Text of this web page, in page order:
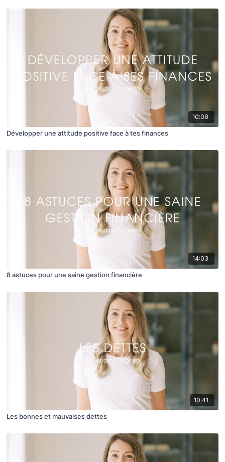
10:08
Développer une attitude positive face à tes finances
14:03
8 astuces pour une saine gestion financière
10:41
Les bonnes et mauvaises dettes